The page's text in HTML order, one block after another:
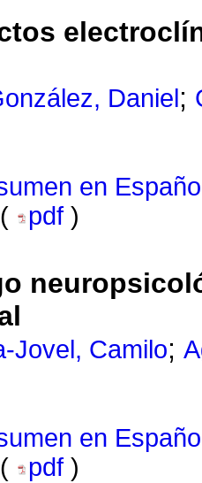
Daniel ;
en
pdf )
Jovel, Camilo;
en
pdf )